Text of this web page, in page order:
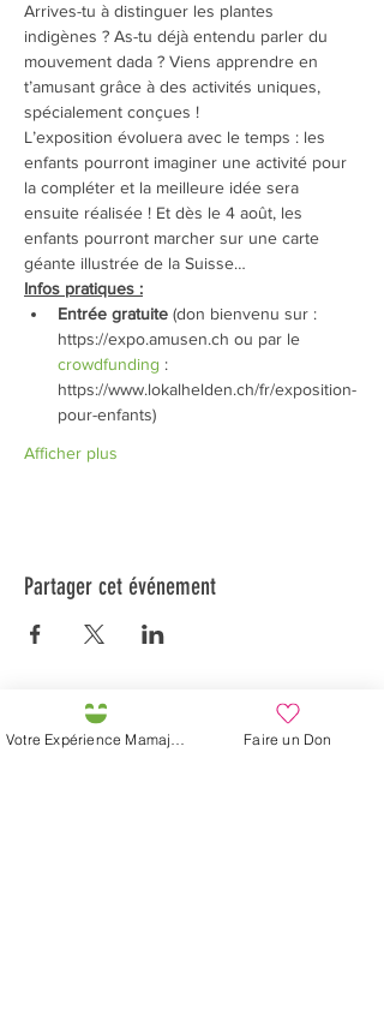
Arrives-tu à distinguer les plantes
indigènes ? As-tu déjà entendu parler du
mouvement dada ? Viens apprendre en
t’amusant grâce à des activités uniques,
spécialement conçues !
L’exposition évoluera avec le temps : les
enfants pourront imaginer une activité pour
la compléter et la meilleure idée sera
ensuite réalisée ! Et dès le 4 août, les
enfants pourront marcher sur une carte
géante illustrée de la Suisse…
Infos pratiques :
Entrée gratuite (don bienvenu sur :
https://expo.amusen.ch ou par le
crowdfunding :
https://www.lokalhelden.ch/fr/exposition-
pour-enfants)
Afficher plus
Partager cet événement
Préservons la Nature de la Presqu'île de Loëx |
Privilégiez la mobilité douce 🌸🌿🐢
Faire un Don